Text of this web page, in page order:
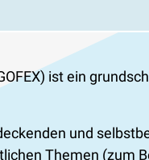
ist ein
und
Themen (zum